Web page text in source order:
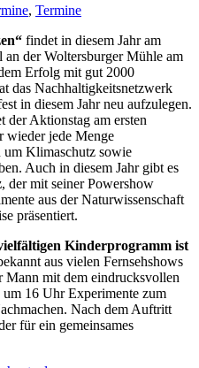
, Termine
findet in diesem Jahr am
der Woltersburger Mühle am
Erfolg mit gut 2000
das Nachhaltigkeitsnetzwerk
in diesem Jahr neu aufzulegen.
der Aktionstag am ersten
wieder jede Menge
um Klimaschutz sowie
Auch in diesem Jahr gibt es
, der mit seiner Powershow
aus der Naturwissenschaft
präsentiert.
Kinderprogramm ist
aus vielen Fernsehshows
mit dem eindrucksvollen
16 Uhr Experimente zum
Nach dem Auftritt
für ein gemeinsames